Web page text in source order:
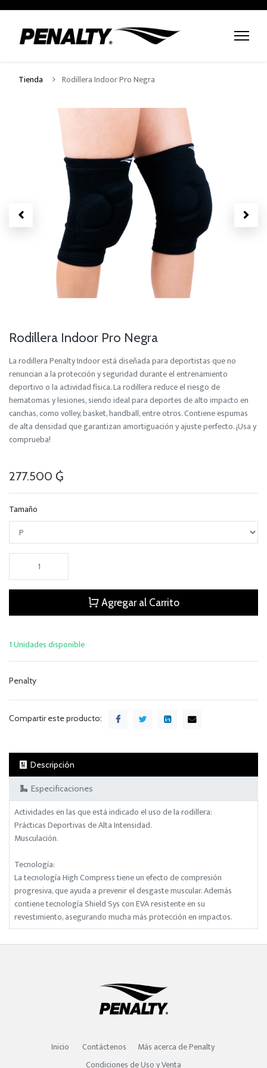
Tienda Rodillera Indoor Pro Negra
Rodillera Indoor Pro Negra
La rodillera Penalty Indoor está diseñada para deportistas que no
renuncian a la protección y seguridad durante el entrenamiento
deportivo o la actividad física. La rodillera reduce el riesgo de
hematomas y lesiones, siendo ideal para deportes de alto impacto en
canchas, como volley, basket, handball, entre otros. Contiene espumas
de alta densidad que garantizan amortiguación y ajuste perfecto. ¡Usa y
comprueba!
277.500 ₲
Tamaño
Agregar al Carrito
1 Unidades disponible
Penalty
Compartir este producto:
Descripción
Especificaciones
Actividades en las que está indicado el uso de la rodillera:
Prácticas Deportivas de Alta Intensidad.
Musculación.
Tecnología:
La tecnología High Compress tiene un efecto de compresión
progresiva, que ayuda a prevenir el desgaste muscular. Además
contiene tecnología Shield Sys con EVA resistente en su
revestimiento, asegurando mucha más protección en impactos.
Inicio Contáctenos
Más acerca de Penalty
Condiciones de Uso y Venta